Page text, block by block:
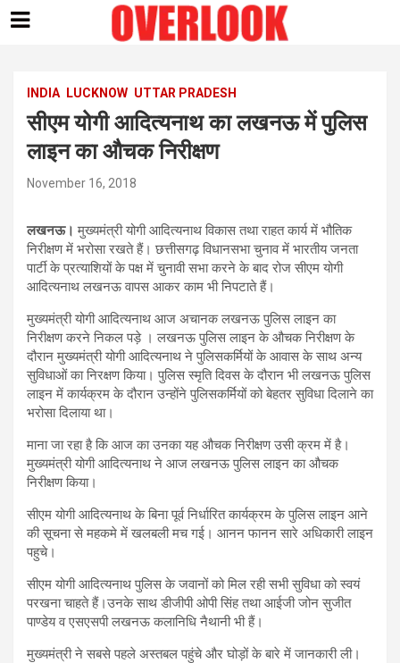
contentINDIA LUCKNOW UTTAR PRADESH
सीएम योगी आदित्यनाथ का लखनऊ में पुलिस
लाइन का औचक निरीक्षण
November 16, 2018
लखनऊ। मुख्यमंत्री योगी आदित्यनाथ विकास तथा राहत कार्य में भौतिक
निरीक्षण में भरोसा रखते हैं। छत्तीसगढ़ विधानसभा चुनाव में भारतीय जनता
पार्टी के प्रत्याशियों के पक्ष में चुनावी सभा करने के बाद रोज सीएम योगी
आदित्यनाथ लखनऊ वापस आकर काम भी निपटाते हैं।
मुख्यमंत्री योगी आदित्यनाथ आज अचानक लखनऊ पुलिस लाइन का
निरीक्षण करने निकल पड़े । लखनऊ पुलिस लाइन के औचक निरीक्षण के
दौरान मुख्यमंत्री योगी आदित्यनाथ ने पुलिसकर्मियों के आवास के साथ अन्य
सुविधाओं का निरक्षण किया। पुलिस स्मृति दिवस के दौरान भी लखनऊ पुलिस
लाइन में कार्यक्रम के दौरान उन्होंने पुलिसकर्मियों को बेहतर सुविधा दिलाने का
भरोसा दिलाया था।
माना जा रहा है कि आज का उनका यह औचक निरीक्षण उसी क्रम में है।
मुख्यमंत्री योगी आदित्यनाथ ने आज लखनऊ पुलिस लाइन का औचक
निरीक्षण किया।
सीएम योगी आदित्यनाथ के बिना पूर्व निर्धारित कार्यक्रम के पुलिस लाइन आने
की सूचना से महकमे में खलबली मच गई। आनन फानन सारे अधिकारी लाइन
पहुचे।
सीएम योगी आदित्यनाथ पुलिस के जवानों को मिल रही सभी सुविधा को स्वयं
परखना चाहते हैं।उनके साथ डीजीपी ओपी सिंह तथा आईजी जोन सुजीत
पाण्डेय व एसएसपी लखनऊ कलानिधि नैथानी भी हैं।
मुख्यमंत्री ने सबसे पहले अस्तबल पहुंचे और घोड़ों के बारे में जानकारी ली।